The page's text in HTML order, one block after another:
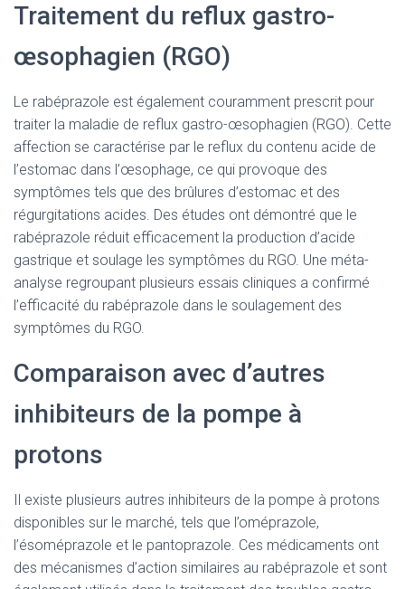
Traitement du reflux gastro-
œsophagien (RGO)
Le rabéprazole est également couramment prescrit pour
traiter la maladie de reflux gastro-œsophagien (RGO). Cette
affection se caractérise par le reflux du contenu acide de
l’estomac dans l’œsophage, ce qui provoque des
symptômes tels que des brûlures d’estomac et des
régurgitations acides. Des études ont démontré que le
rabéprazole réduit efficacement la production d’acide
gastrique et soulage les symptômes du RGO. Une méta-
analyse regroupant plusieurs essais cliniques a confirmé
l’efficacité du rabéprazole dans le soulagement des
symptômes du RGO.
Comparaison avec d’autres
inhibiteurs de la pompe à
protons
Il existe plusieurs autres inhibiteurs de la pompe à protons
disponibles sur le marché, tels que l’oméprazole,
l’ésoméprazole et le pantoprazole. Ces médicaments ont
des mécanismes d’action similaires au rabéprazole et sont